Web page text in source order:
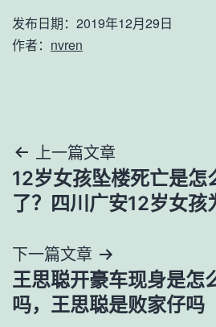
发布日期： 2019年12月29日
作者： nvren
文
章
航
上一篇文章
12岁女孩坠楼死亡是怎
了？四川广安12岁女孩
下一篇文章
王思聪开豪车现身是怎
吗，王思聪是败家仔吗